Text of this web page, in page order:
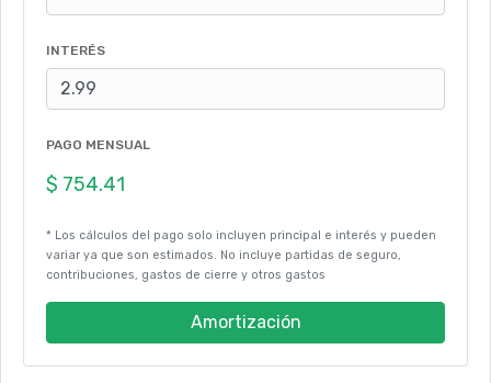
INTERÉS
PAGO MENSUAL
* Los cálculos del pago solo incluyen principal e interés y pueden
variar ya que son estimados. No incluye partidas de seguro,
contribuciones, gastos de cierre y otros gastos
Amortización